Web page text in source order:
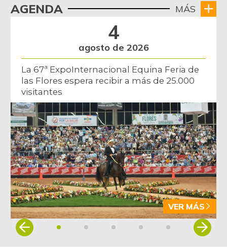
AGENDA MÁS
4
agosto de 2026
La 67ª ExpoInternacional Equina Feria de
las Flores espera recibir a más de 25.000
visitantes
VER MÁS
Item